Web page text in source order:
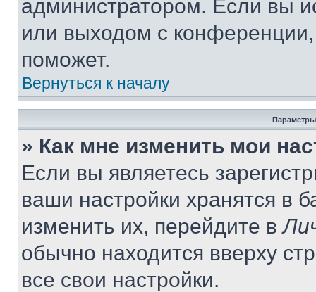
администратором. Если вы
или выходом с
поможет.
Вернуться к началу
Параметры
» Как мне изменить мои
Если вы являетесь
ваши настройки хранятся в
изменить их, перейдите в
обычно находится вверху
все свои настройки.